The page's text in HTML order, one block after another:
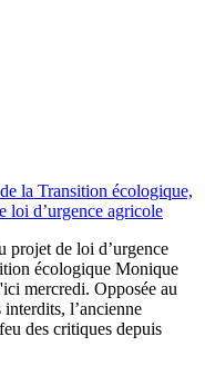
la Transition écologique,
loi d’urgence agricole
projet de loi d’urgence
écologique Monique
mercredi. Opposée au
l’ancienne
des critiques depuis